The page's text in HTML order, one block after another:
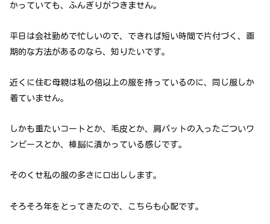
かっていても、ふんぎりがつきません。
平日は会社勤めで忙しいので、できれば短い時間で片付づく、画
期的な方法があるのなら、知りたいです。
近くに住む母親は私の倍以上の服を持っているのに、同じ服しか
着ていません。
しかも重たいコートとか、毛皮とか、肩パットの入ったごついワ
ンピースとか、樟脳に漬かっている感じです。
そのくせ私の服の多さに口出しします。
そろそろ年をとってきたので、こちらも心配です。